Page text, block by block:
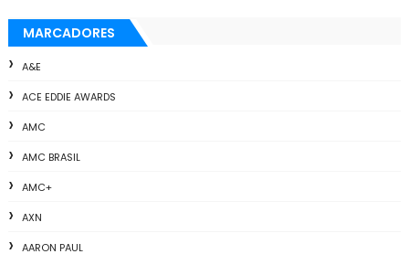
MARCADORES
A&E
ACE EDDIE AWARDS
AMC
AMC BRASIL
AMC+
AXN
AARON PAUL